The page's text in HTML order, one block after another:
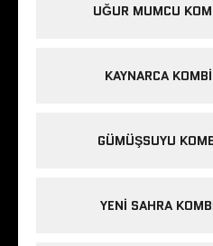
UĞUR MUMCU
KAYNARCA
GÜMÜŞSUYU
YENI SAHRA